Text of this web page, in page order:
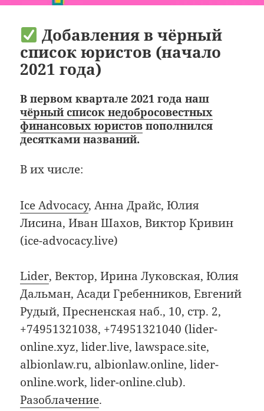
Добавления в чёрный
список юристов (начало
2021 года)
В первом квартале 2021 года наш
чёрный список недобросовестных
финансовых юристов пополнился
десятками названий.
В их числе:
Ice Advocacy, Анна Драйс, Юлия
Лисина, Иван Шахов, Виктор Кривин
(ice-advocacy.live)
Lider, Вектор, Ирина Луковская, Юлия
Дальман, Асади Гребенников, Евгений
Рудый, Пресненская наб., 10, стр. 2,
+74951321038, +74951321040 (lider-
online.xyz, lider.live, lawspace.site,
albionlaw.ru, albionlaw.online, lider-
online.work, lider-online.club).
Разоблачение.